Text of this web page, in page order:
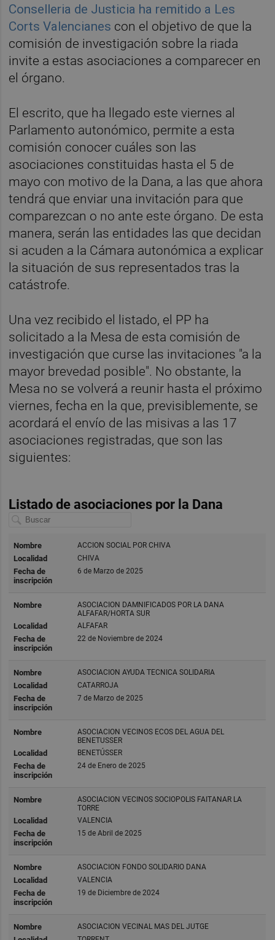
Conselleria de Justicia ha remitido a Les
Corts Valencianes con el objetivo de que la
comisión de investigación sobre la riada
invite a estas asociaciones a comparecer en
el órgano.
El escrito, que ha llegado este viernes al
Parlamento autonómico, permite a esta
comisión conocer cuáles son las
asociaciones constituidas hasta el 5 de
mayo con motivo de la Dana, a las que ahora
tendrá que enviar una invitación para que
comparezcan o no ante este órgano. De esta
manera, serán las entidades las que decidan
si acuden a la Cámara autonómica a explicar
la situación de sus representados tras la
catástrofe.
Una vez recibido el listado, el PP ha
solicitado a la Mesa de esta comisión de
investigación que curse las invitaciones "a la
mayor brevedad posible". No obstante, la
Mesa no se volverá a reunir hasta el próximo
viernes, fecha en la que, previsiblemente, se
acordará el envío de las misivas a las 17
asociaciones registradas, que son las
siguientes: